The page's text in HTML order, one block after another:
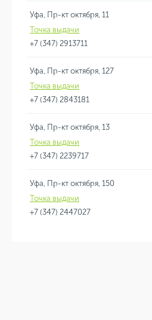
Уфа, Пр-кт октября, 11
Точка выдачи
+7 (347) 2913711
Уфа, Пр-кт октября, 127
Точка выдачи
+7 (347) 2843181
Уфа, Пр-кт октября, 13
Точка выдачи
+7 (347) 2239717
Уфа, Пр-кт октября, 150
Точка выдачи
+7 (347) 2447027